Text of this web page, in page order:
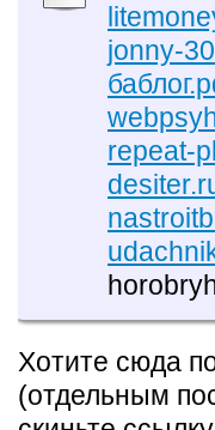
jonny-
repeat-
Хотите сюда
(отдельным